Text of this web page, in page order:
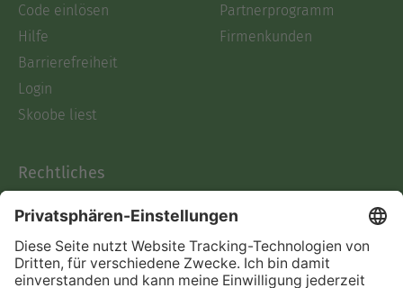
Code einlösen
Hilfe
Barrierefreiheit
Login
Skoobe liest
Partnerprogramm
Firmenkunden
Rechtliches
AGB
Informationen nach Data
Act